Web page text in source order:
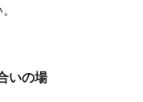
いの場